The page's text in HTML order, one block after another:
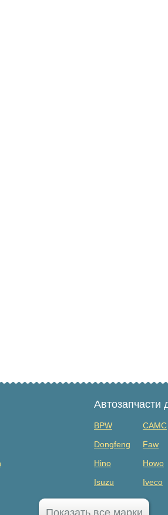
Автозапчасти
BPW CAMC
Dongfeng
Faw
Hino
Howo
Isuzu
Iveco
MAZ
Показать все марки